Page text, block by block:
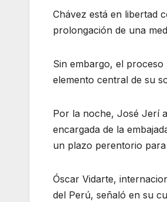
Chávez está en libertad
prolongación de una
Sin embargo, el
elemento central de su
Por la noche, José Jerí
encargada de la
un plazo perentorio
Óscar Vidarte,
del Perú, señaló en su